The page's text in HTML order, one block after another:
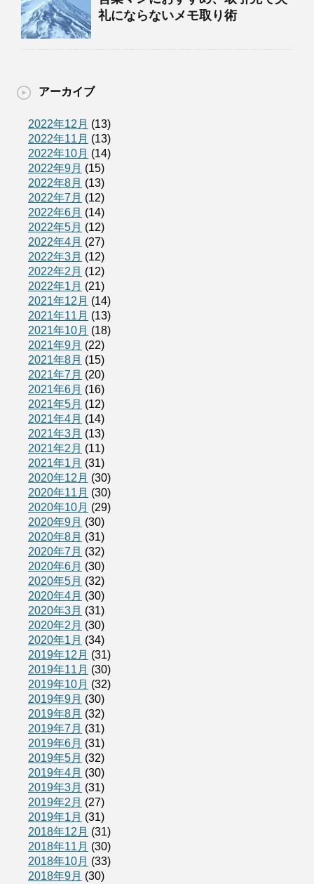
礼にならないメモ取り術
アーカイブ
2022年12月 (13)
2022年11月 (13)
2022年10月 (14)
2022年9月 (15)
2022年8月 (13)
2022年7月 (12)
2022年6月 (14)
2022年5月 (12)
2022年4月 (27)
2022年3月 (12)
2022年2月 (12)
2022年1月 (21)
2021年12月 (14)
2021年11月 (13)
2021年10月 (18)
2021年9月 (22)
2021年8月 (15)
2021年7月 (20)
2021年6月 (16)
2021年5月 (12)
2021年4月 (14)
2021年3月 (13)
2021年2月 (11)
2021年1月 (31)
2020年12月 (30)
2020年11月 (30)
2020年10月 (29)
2020年9月 (30)
2020年8月 (31)
2020年7月 (32)
2020年6月 (30)
2020年5月 (32)
2020年4月 (30)
2020年3月 (31)
2020年2月 (30)
2020年1月 (34)
2019年12月 (31)
2019年11月 (30)
2019年10月 (32)
2019年9月 (30)
2019年8月 (32)
2019年7月 (31)
2019年6月 (31)
2019年5月 (32)
2019年4月 (30)
2019年3月 (31)
2019年2月 (27)
2019年1月 (31)
2018年12月 (31)
2018年11月 (30)
2018年10月 (33)
2018年9月 (30)